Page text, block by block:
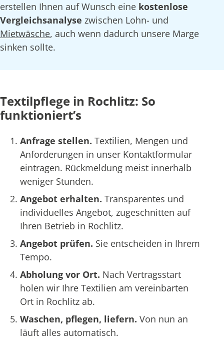
erstellen Ihnen auf Wunsch eine kostenlose
Vergleichsanalyse zwischen Lohn- und
Mietwäsche, auch wenn dadurch unsere Marge
sinken sollte.
Textilpflege in Rochlitz: So
funktioniert’s
Anfrage stellen. Textilien, Mengen und
Anforderungen in unser Kontaktformular
eintragen. Rückmeldung meist innerhalb
weniger Stunden.
Angebot erhalten. Transparentes und
individuelles Angebot, zugeschnitten auf
Ihren Betrieb in Rochlitz.
Angebot prüfen. Sie entscheiden in Ihrem
Tempo.
Abholung vor Ort. Nach Vertragsstart
holen wir Ihre Textilien am vereinbarten
Ort in Rochlitz ab.
Waschen, pflegen, liefern. Von nun an
läuft alles automatisch.